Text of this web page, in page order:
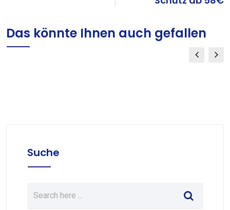
Das könnte Ihnen auch gefallen
Suche